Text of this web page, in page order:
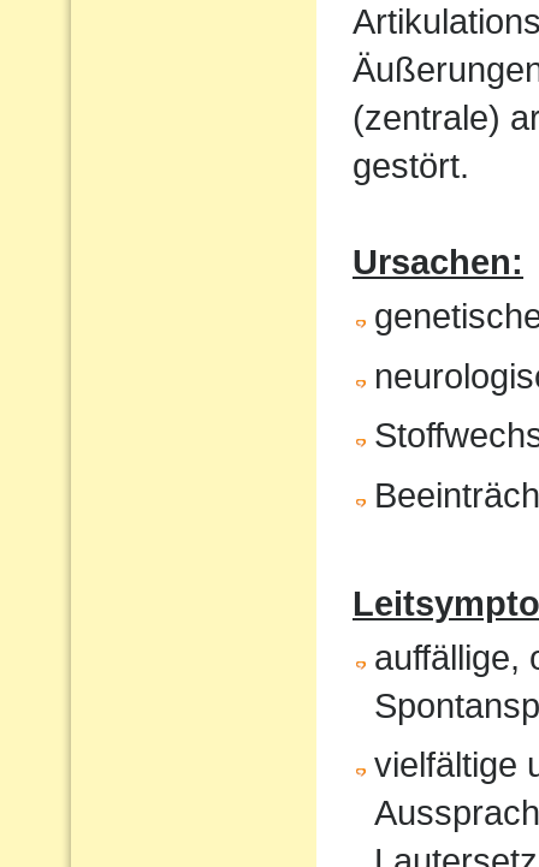
(zentrale)
gestört.
Ursachen:
auffällige,
vielfältige